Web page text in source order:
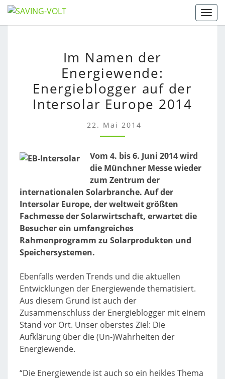
Skip
to
NAMEN
DER
ENERGIEWENDE:
ENERGIEBLOGGER
AUF
INTERSOLAR
2014
Im Namen der
Energiewende:
Energieblogger auf der
Intersolar Europe 2014
22. Mai 2014
Vom 4. bis 6. Juni 2014 wird
die Münchner Messe wieder
zum Zentrum der
internationalen Solarbranche. Auf der
Intersolar Europe, der weltweit größten
Fachmesse der Solarwirtschaft, erwartet die
Besucher ein umfangreiches
Rahmenprogramm zu Solarprodukten und
Speichersystemen.
Ebenfalls werden Trends und die aktuellen
Entwicklungen der Energiewende thematisiert.
Aus diesem Grund ist auch der
Zusammenschluss der Energieblogger mit einem
Stand vor Ort. Unser oberstes Ziel: Die
Aufklärung über die (Un-)Wahrheiten der
Energiewende.
“Die Energiewende ist auch so ein heikles Thema